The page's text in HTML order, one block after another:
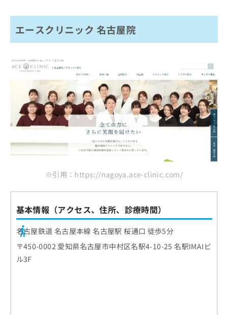
エースクリニック 名古屋院
※引用：https://nagoya.ace-clinic.com/
基本情報（アクセス、住所、診療時間）
名古屋鉄道 名古屋本線 名古屋駅 桜通口 徒歩5分
〒450-0002 愛知県名古屋市中村区名駅4-10-25 名駅IMAIビ
ル3F